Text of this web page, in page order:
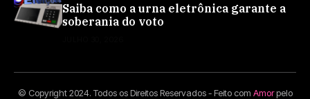
Saiba como a urna eletrônica garante a
soberania do voto
© Copyright 2024. Todos os Direitos Reservados - Feito com Amorpelo